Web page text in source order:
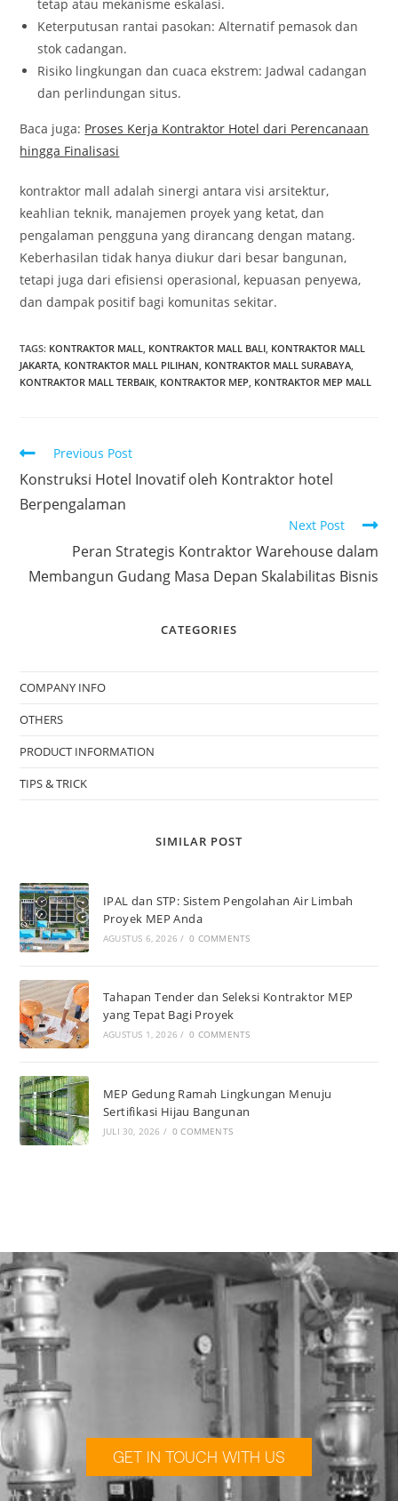
tetap atau mekanisme eskalasi.
Keterputusan rantai pasokan: Alternatif pemasok dan
stok cadangan.
Risiko lingkungan dan cuaca ekstrem: Jadwal cadangan
dan perlindungan situs.
Baca juga: Proses Kerja Kontraktor Hotel dari Perencanaan
hingga Finalisasi
kontraktor mall adalah sinergi antara visi arsitektur,
keahlian teknik, manajemen proyek yang ketat, dan
pengalaman pengguna yang dirancang dengan matang.
Keberhasilan tidak hanya diukur dari besar bangunan,
tetapi juga dari efisiensi operasional, kepuasan penyewa,
dan dampak positif bagi komunitas sekitar.
TAGS: KONTRAKTOR MALL, KONTRAKTOR MALL BALI, KONTRAKTOR MALL
JAKARTA, KONTRAKTOR MALL PILIHAN, KONTRAKTOR MALL SURABAYA,
KONTRAKTOR MALL TERBAIK, KONTRAKTOR MEP, KONTRAKTOR MEP MALL
Previous Post
Konstruksi Hotel Inovatif oleh Kontraktor hotel
Berpengalaman
Next Post
Peran Strategis Kontraktor Warehouse dalam
Membangun Gudang Masa Depan Skalabilitas Bisnis
CATEGORIES
COMPANY INFO
OTHERS
PRODUCT INFORMATION
TIPS & TRICK
SIMILAR POST
IPAL dan STP: Sistem Pengolahan Air Limbah
Proyek MEP Anda
AGUSTUS 6, 2026 / 0 COMMENTS
Tahapan Tender dan Seleksi Kontraktor MEP
yang Tepat Bagi Proyek
AGUSTUS 1, 2026 / 0 COMMENTS
MEP Gedung Ramah Lingkungan Menuju
Sertifikasi Hijau Bangunan
JULI 30, 2026 / 0 COMMENTS
GET IN TOUCH WITH US